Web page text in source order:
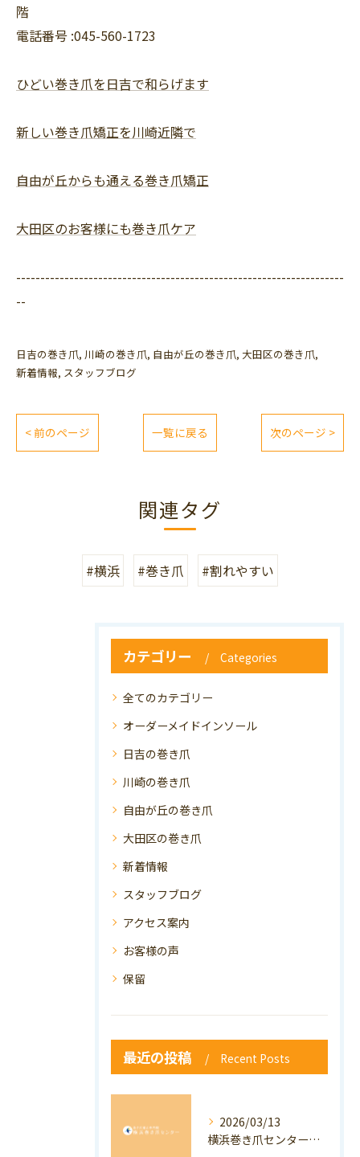
階
電話番号 :045-560-1723
ひどい巻き爪を日吉で和らげます
新しい巻き爪矯正を川崎近隣で
自由が丘からも通える巻き爪矯正
大田区のお客様にも巻き爪ケア
--------------------------------------------------------------------
--
日吉の巻き爪 川崎の巻き爪 自由が丘の巻き爪 大田区の巻き爪
新着情報 スタッフブログ
< 前のページ 一覧に戻る 次のページ >
関連タグ
#横浜 #巻き爪 #割れやすい
カテゴリー Categories
全てのカテゴリー
オーダーメイドインソール
日吉の巻き爪
川崎の巻き爪
自由が丘の巻き爪
大田区の巻き爪
新着情報
スタッフブログ
アクセス案内
お客様の声
保留
最近の投稿 Recent Posts
2026/03/13
横浜巻き爪センター：専門家が答える「巻き爪・陥入爪」Q&A